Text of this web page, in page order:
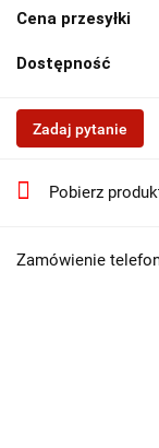
Cena przesyłki
Dostępność
Zadaj pytanie
Pobierz
Zamówienie